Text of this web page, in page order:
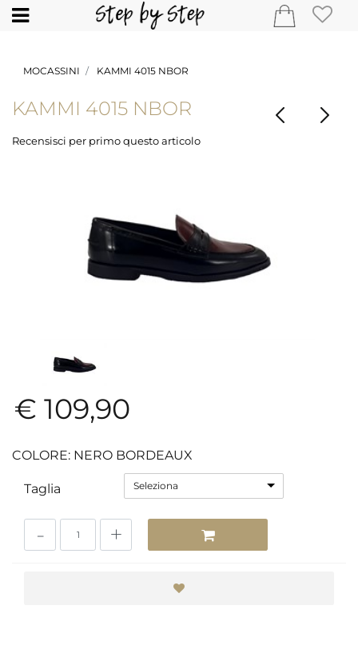
Open
MOCASSINI KAMMI 4015 NBOR
KAMMI 4015 NBOR
Recensisci per primo questo articolo
€ 109,90
COLORE: NERO BORDEAUX
Taglia Seleziona